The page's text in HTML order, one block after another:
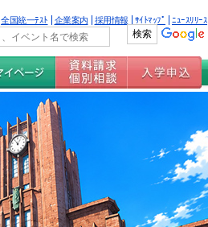
全国統一ﾃｽﾄ 企業案内 採用情報 ｻｲﾄﾏｯﾌﾟ ﾆｭｰｽﾘﾘｰｽ